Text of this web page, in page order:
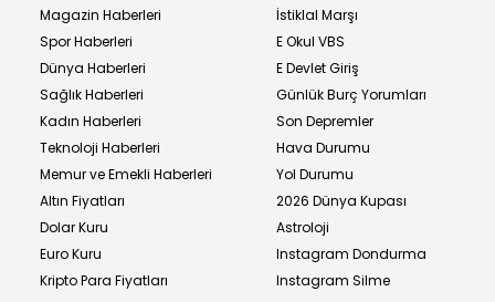
Magazin Haberleri
Spor Haberleri
Dünya Haberleri
Sağlık Haberleri
Kadın Haberleri
Teknoloji Haberleri
Memur ve Emekli Haberleri
Altın Fiyatları
Dolar Kuru
Euro Kuru
Kripto Para Fiyatları
İstiklal Marşı
E Okul VBS
E Devlet Giriş
Günlük Burç Yorumları
Son Depremler
Hava Durumu
Yol Durumu
2026 Dünya Kupası
Astroloji
Instagram Dondurma
Instagram Silme